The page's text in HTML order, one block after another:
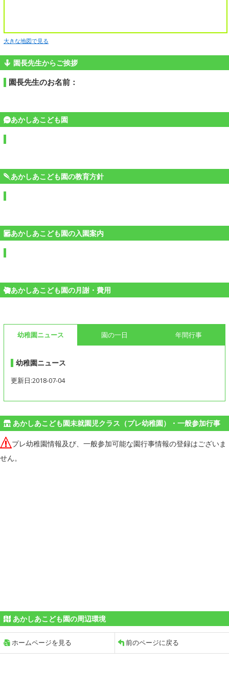
大きな地図で見る
園長先生からご挨拶
園長先生のお名前：
あかしあこども園
あかしあこども園の教育方針
あかしあこども園の入園案内
あかしあこども園の月謝・費用
幼稚園ニュース 園の一日 年間行事
幼稚園ニュース
更新日:2018-07-04
あかしあこども園未就園児クラス（プレ幼稚園）・一般参加行事
プレ幼稚園情報及び、一般参加可能な園行事情報の登録はございま
せん。
あかしあこども園の周辺環境
ホームページを見る 前のページに戻る